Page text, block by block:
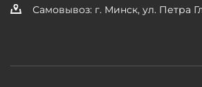
Самовывоз: г. Минск, ул. Петра